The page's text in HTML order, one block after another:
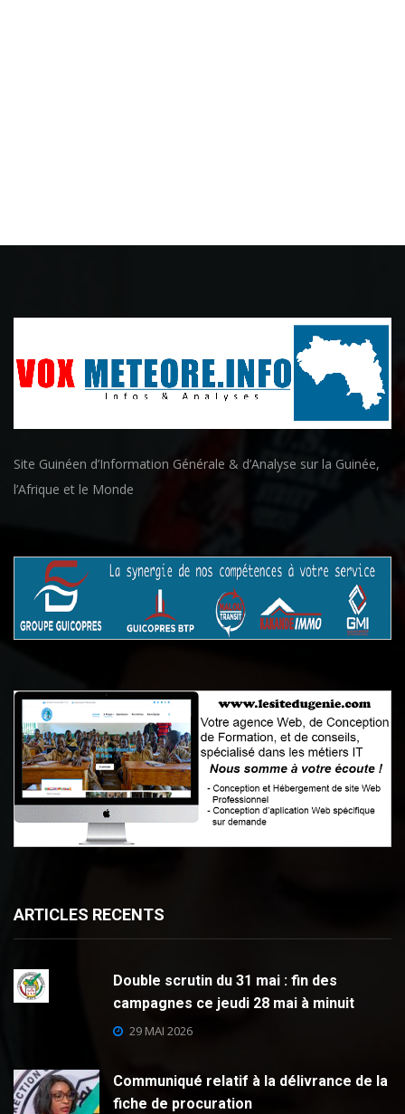
Site Guinéen d’Information Générale & d’Analyse sur la Guinée,
l’Afrique et le Monde
ARTICLES RECENTS
Double scrutin du 31 mai : fin des
campagnes ce jeudi 28 mai à minuit
29 MAI 2026
Communiqué relatif à la délivrance de la
fiche de procuration